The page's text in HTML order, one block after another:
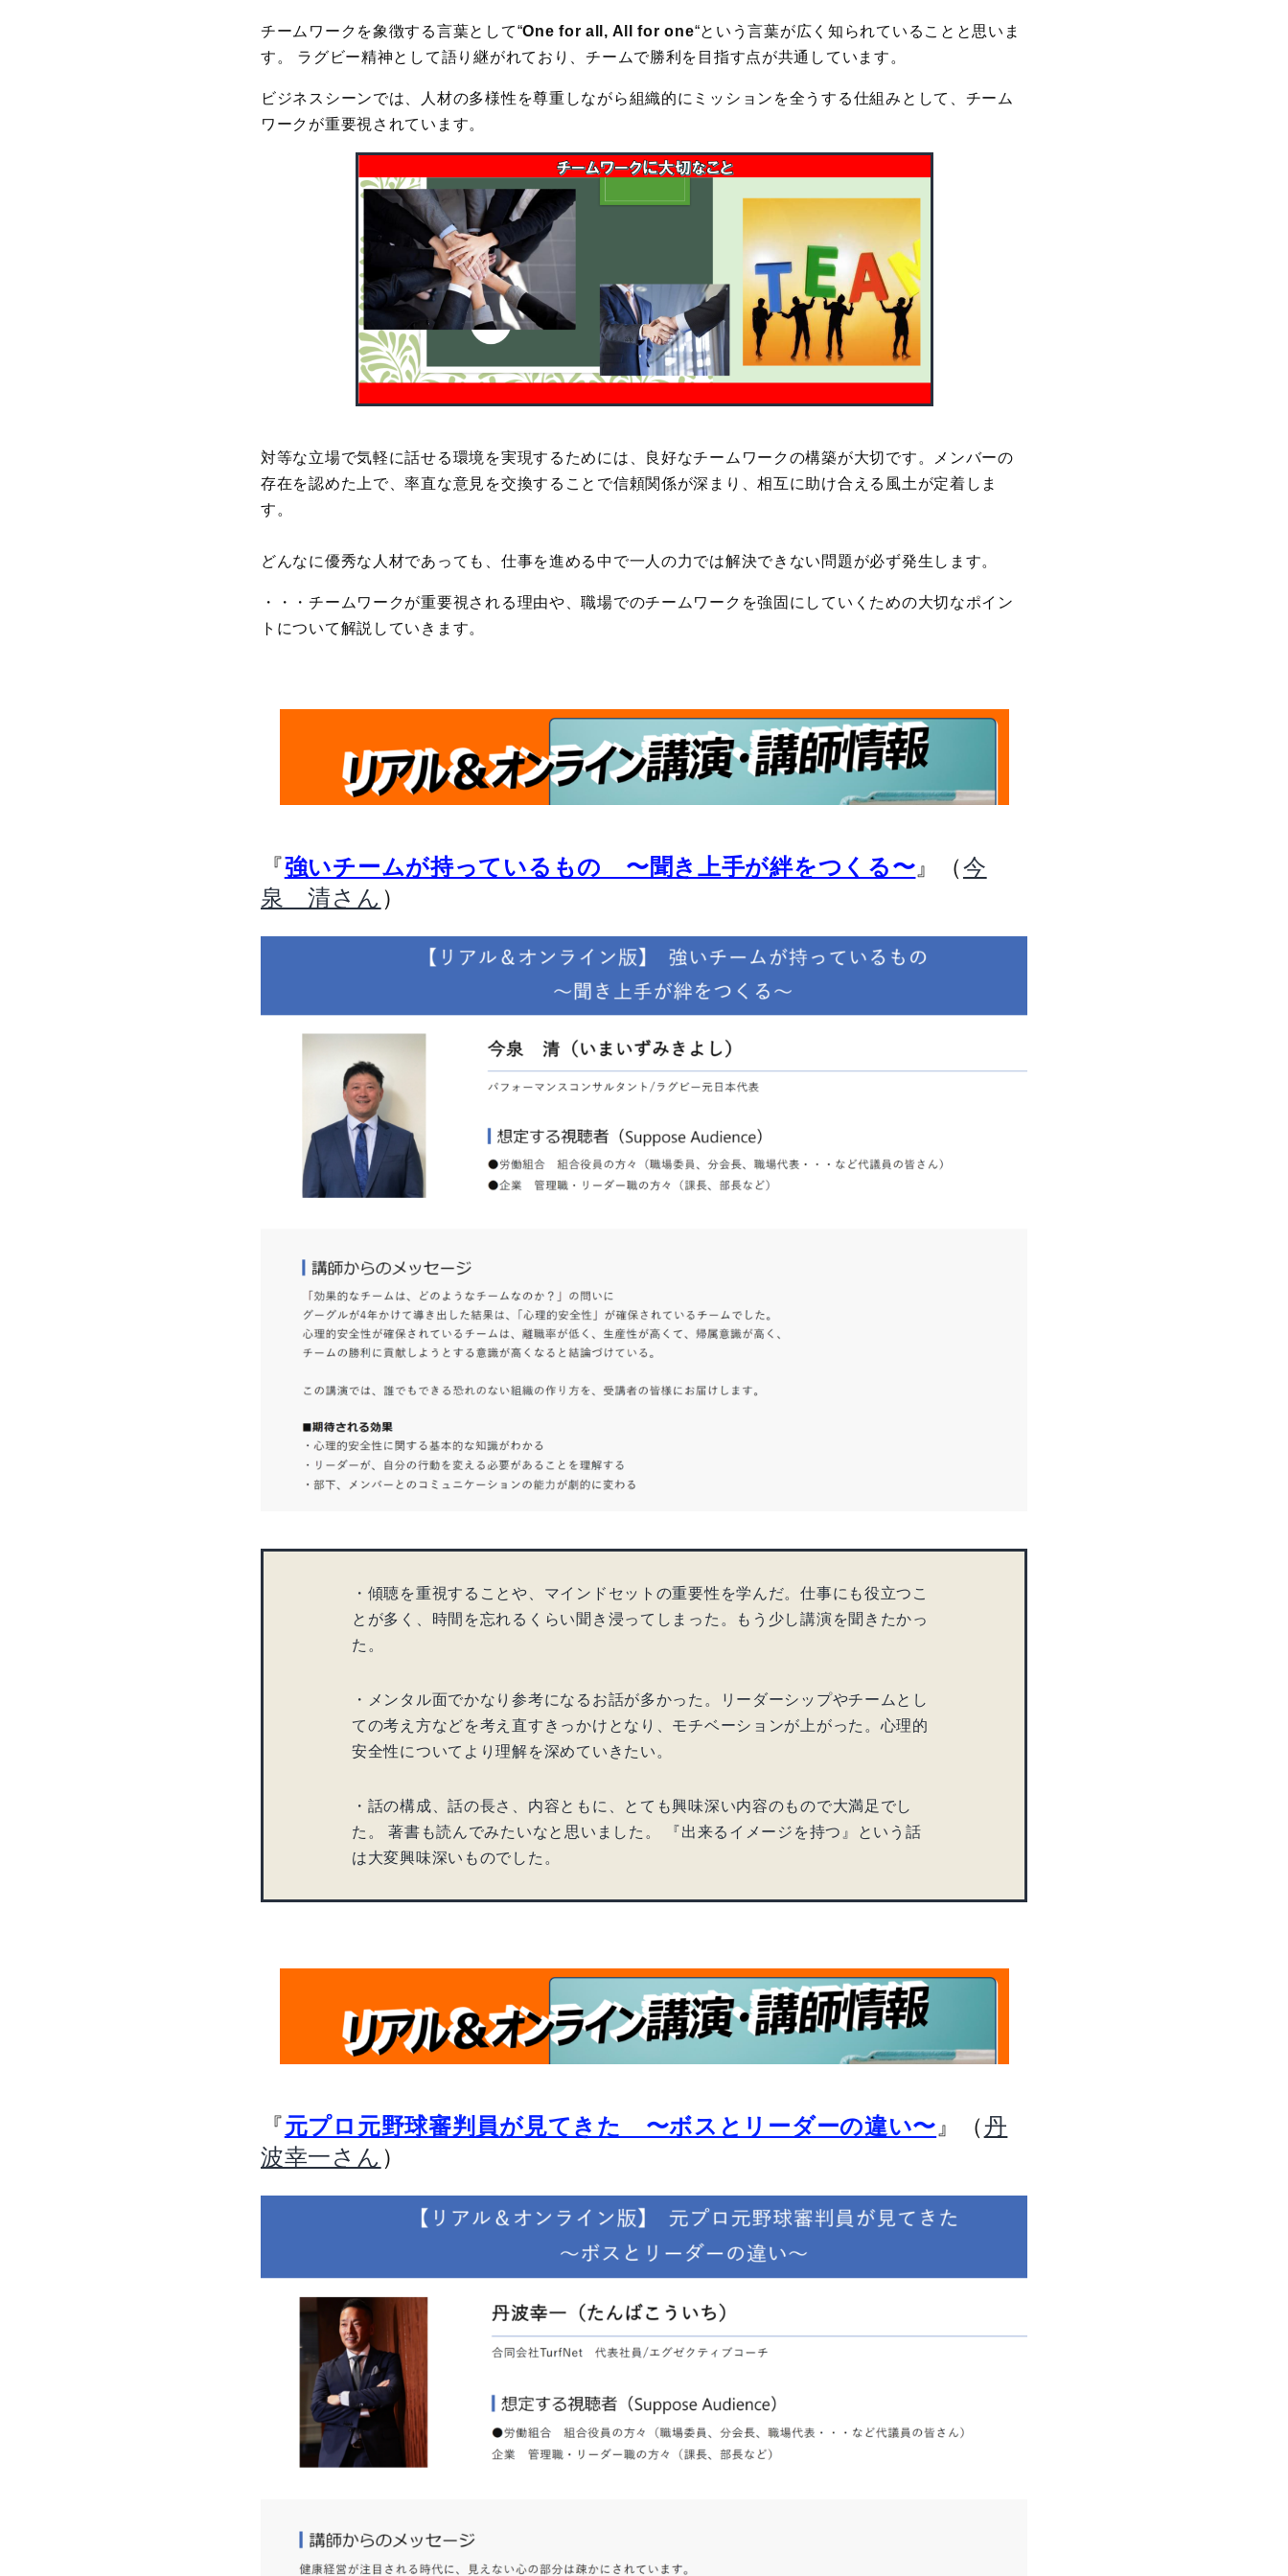
チームワークを象徴する言葉として“One for all, All for one“という言葉が広く知られていることと思いま
す。 ラグビー精神として語り継がれており、チームで勝利を目指す点が共通しています。
ビジネスシーンでは、人材の多様性を尊重しながら組織的にミッションを全うする仕組みとして、チーム
ワークが重要視されています。
対等な立場で気軽に話せる環境を実現するためには、良好なチームワークの構築が大切です。メンバーの
存在を認めた上で、率直な意見を交換することで信頼関係が深まり、相互に助け合える風土が定着しま
す。
どんなに優秀な人材であっても、仕事を進める中で一人の力では解決できない問題が必ず発生します。
・・・チームワークが重要視される理由や、職場でのチームワークを強固にしていくための大切なポイン
トについて解説していきます。
『強いチームが持っているもの 〜聞き上手が絆をつくる〜 』（今
泉 清さん ）
・傾聴を重視することや、マインドセットの重要性を学んだ。仕事にも役立つこ
とが多く、時間を忘れるくらい聞き浸ってしまった。もう少し講演を聞きたかっ
た。
・メンタル面でかなり参考になるお話が多かった。リーダーシップやチームとし
ての考え方などを考え直すきっかけとなり、モチベーションが上がった。心理的
安全性についてより理解を深めていきたい。
・話の構成、話の長さ、内容ともに、とても興味深い内容のもので大満足でし
た。 著書も読んでみたいなと思いました。 『出来るイメージを持つ』という話
は大変興味深いものでした。
『元プロ元野球審判員が見てきた 〜ボスとリーダーの違い〜 』（丹
波幸一さん ）